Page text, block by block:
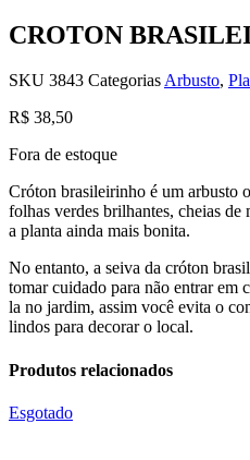
CROTON
SKU 3843 CategoriasArbusto,
R$ 38,50
Fora de estoque
Cróton brasileirinho é um arbusto
folhas verdes brilhantes, cheias de
a planta ainda mais bonita.
No entanto, a seiva da cróton
tomar cuidado para não entrar em
la no jardim, assim você evita o
lindos para decorar o local.
Produtos relacionados
Esgotado